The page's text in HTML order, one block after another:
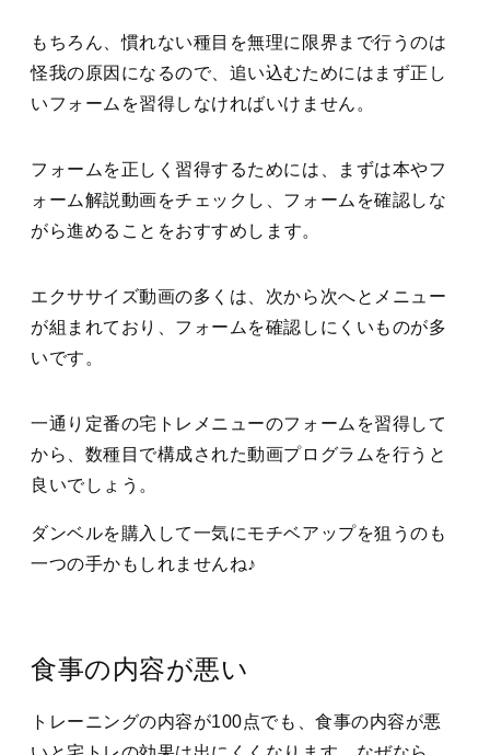
もちろん、慣れない種目を無理に限界まで行うのは
怪我の原因になるので、追い込むためにはまず正し
いフォームを習得しなければいけません。
フォームを正しく習得するためには、まずは本やフ
ォーム解説動画をチェックし、フォームを確認しな
がら進める ことをおすすめします。
エクササイズ動画の多くは、次から次へとメニュー
が組まれており、フォームを確認しにくいものが多
いです。
一通り定番の宅トレメニューのフォームを習得して
から、数種目で構成された動画プログラムを行うと
良いでしょう。
ダンベルを購入して一気にモチベアップを狙うのも
一つの手かもしれませんね♪
食事の内容が悪い
トレーニングの内容が100点でも、食事の内容が悪